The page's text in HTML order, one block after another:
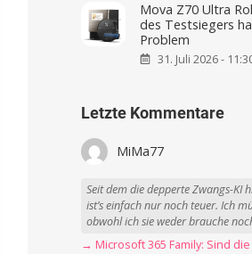
Mova Z70 Ultra
des Testsiegers
Problem
31. Juli 2026 -
Letzte Kommentare
MiMa77
Seit dem die depperte Zwangs-KI
ist’s einfach nur noch teuer. Ich
obwohl ich sie weder brauche